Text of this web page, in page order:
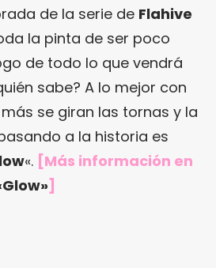
de la serie de Flahive
la pinta de ser poco
de todo lo que vendrá
sabe? A lo mejor con
se giran las tornas y la
a la historia es
«. [Más información en
]